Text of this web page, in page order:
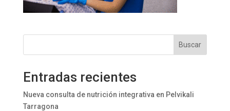
Buscar
Entradas recientes
Nueva consulta de nutrición integrativa en Pelvikali
Tarragona